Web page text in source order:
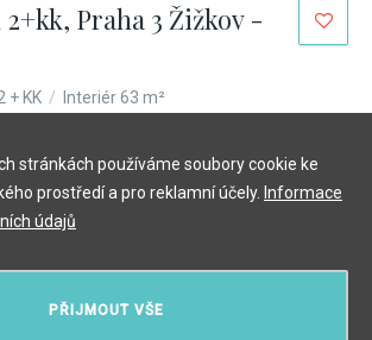
Praha 3 Žižkov -
+ KK / Interiér 63 m²
PŘIJMOUT VŠE
stránkách používáme soubory cookie ke
prostředí a pro reklamní účely. Informace
údajů